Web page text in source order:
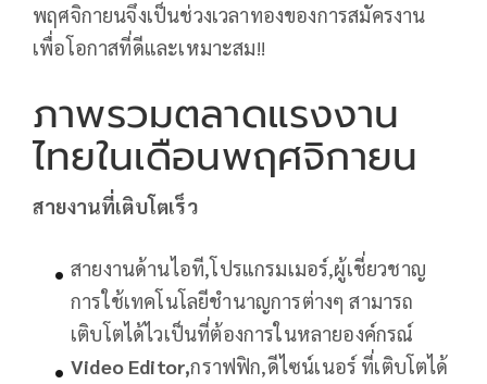
พฤศจิกายนจึงเป็นช่วงเวลาทองของการสมัครงาน
เพื่อโอกาสที่ดีและเหมาะสม!!
ภาพรวมตลาดแรงงาน
ไทยในเดือนพฤศจิกายน
สายงานที่เติบโตเร็ว
สายงานด้านไอที,โปรแกรมเมอร์,ผู้เชี่ยวชาญ
การใช้เทคโนโลยีชำนาญการต่างๆ สามารถ
เติบโตได้ไวเป็นที่ต้องการในหลายองค์กรณ์
Video Editor,กราฟฟิก,ดีไซน์เนอร์ ที่เติบโตได้